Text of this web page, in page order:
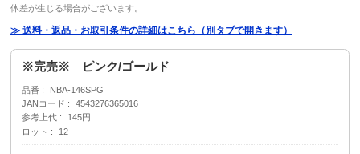
体差が生じる場合がございます。
≫ 送料・返品・お取引条件の詳細はこちら（別タブで開きます）
※完売※ ピンク/ゴールド
品番
NBA-146SPG
JANコード
4543276365016
参考上代
145円
ロット
12